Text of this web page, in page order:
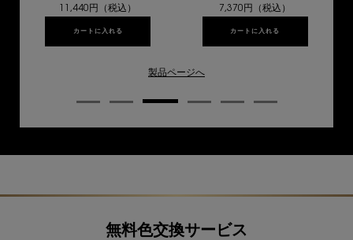
11,440円（税込）
カートに入れる ラディアント タッチ グロウパクト
7,370円（税込）
カートに入れる
製品ページへ
無料色交換サービス